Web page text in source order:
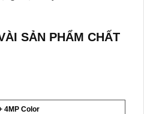
SẢN PHẨM CHẤT
4MP Color